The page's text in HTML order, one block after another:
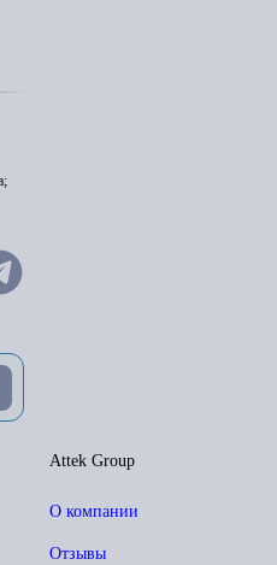
Attek Group
О компании
Отзывы